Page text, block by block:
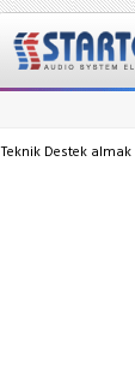
Teknik Destek